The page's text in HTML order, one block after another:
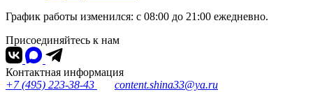
График работы изменился: с 08:00 до 21:00 ежедневно.
Присоединяйтесь к нам
Контактная информация
+7 (495) 223-38-43
content.shina33@ya.ru